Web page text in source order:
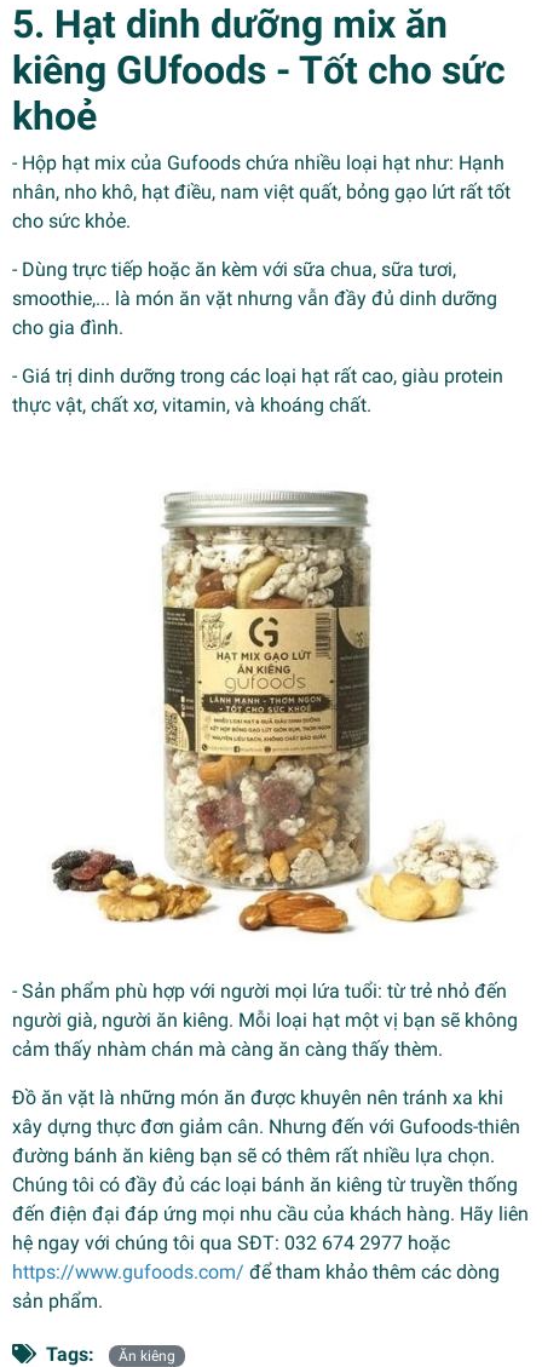
5. Hạt dinh dưỡng mix ăn
kiêng GUfoods - Tốt cho sức
khoẻ
- Hộp hạt mix của Gufoods chứa nhiều loại hạt như: Hạnh
nhân, nho khô, hạt điều, nam việt quất, bỏng gạo lứt rất tốt
cho sức khỏe.
- Dùng trực tiếp hoặc ăn kèm với sữa chua, sữa tươi,
smoothie,... là món ăn vặt nhưng vẫn đầy đủ dinh dưỡng
cho gia đình.
- Giá trị dinh dưỡng trong các loại hạt rất cao, giàu protein
thực vật, chất xơ, vitamin, và khoáng chất.
- Sản phẩm phù hợp với người mọi lứa tuổi: từ trẻ nhỏ đến
người già, người ăn kiêng. Mỗi loại hạt một vị bạn sẽ không
cảm thấy nhàm chán mà càng ăn càng thấy thèm.
Đồ ăn vặt là những món ăn được khuyên nên tránh xa khi
xây dựng thực đơn giảm cân. Nhưng đến với Gufoods-thiên
đường bánh ăn kiêng bạn sẽ có thêm rất nhiều lựa chọn.
Chúng tôi có đầy đủ các loại bánh ăn kiêng từ truyền thống
đến điện đại đáp ứng mọi nhu cầu của khách hàng. Hãy liên
hệ ngay với chúng tôi qua SĐT: 032 674 2977 hoặc
https://www.gufoods.com/ để tham khảo thêm các dòng
sản phẩm.
Tags: Ăn kiêng